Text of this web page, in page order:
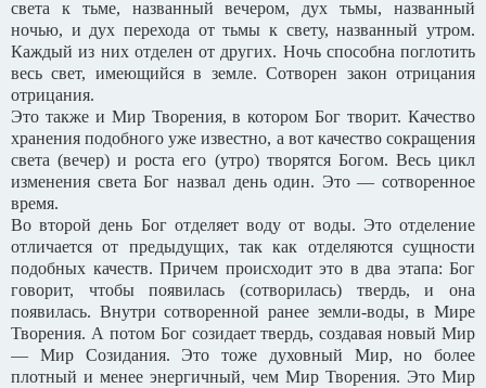
света к тьме, названный вечером, дух тьмы, названный
ночью, и дух перехода от тьмы к свету, названный утром.
Каждый из них отделен от других. Ночь способна поглотить
весь свет, имеющийся в земле. Сотворен закон отрицания
отрицания.
Это также и Мир Творения, в котором Бог творит. Качество
хранения подобного уже известно, а вот качество сокращения
света (вечер) и роста его (утро) творятся Богом. Весь цикл
изменения света Бог назвал день один. Это — сотворенное
время.
Во второй день Бог отделяет воду от воды. Это отделение
отличается от предыдущих, так как отделяются сущности
подобных качеств. Причем происходит это в два этапа: Бог
говорит, чтобы появилась (сотворилась) твердь, и она
появилась. Внутри сотворенной ранее земли-воды, в Мире
Творения. А потом Бог созидает твердь, создавая новый Мир
— Мир Созидания. Это тоже духовный Мир, но более
плотный и менее энергичный, чем Мир Творения. Это Мир